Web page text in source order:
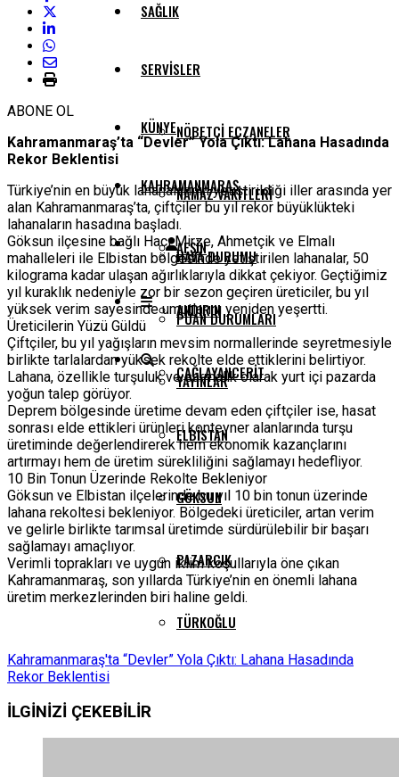
SAĞLIK
SERVISLER
NÖBETÇI ECZANELER
NAMAZ VAKITLERI
HAVA DURUMU
PUAN DURUMLARI
YAYINLAR
KÜNYE
KAHRAMANMARAŞ
AFŞIN
ANDIRIN
ÇAĞLAYANCERIT
ELBISTAN
GÖKSUN
PAZARCIK
TÜRKOĞLU
ABONE OL
Kahramanmaraş’ta “Devler” Yola Çıktı: Lahana Hasadında
Rekor Beklentisi
Türkiye’nin en büyük lahanalarının yetiştirildiği iller arasında yer
alan Kahramanmaraş’ta, çiftçiler bu yıl rekor büyüklükteki
lahanaların hasadına başladı.
Göksun ilçesine bağlı Hacı Mirze, Ahmetçik ve Elmalı
mahalleleri ile Elbistan bölgesinde yetiştirilen lahanalar, 50
kilograma kadar ulaşan ağırlıklarıyla dikkat çekiyor. Geçtiğimiz
yıl kuraklık nedeniyle zor bir sezon geçiren üreticiler, bu yıl
yüksek verim sayesinde umutlarını yeniden yeşertti.
Üreticilerin Yüzü Güldü
Çiftçiler, bu yıl yağışların mevsim normallerinde seyretmesiyle
birlikte tarlalardan yüksek rekolte elde ettiklerini belirtiyor.
Lahana, özellikle turşuluk ve sarmalık olarak yurt içi pazarda
yoğun talep görüyor.
Deprem bölgesinde üretime devam eden çiftçiler ise, hasat
sonrası elde ettikleri ürünleri konteyner alanlarında turşu
üretiminde değerlendirerek hem ekonomik kazançlarını
artırmayı hem de üretim sürekliliğini sağlamayı hedefliyor.
10 Bin Tonun Üzerinde Rekolte Bekleniyor
Göksun ve Elbistan ilçelerinde bu yıl 10 bin tonun üzerinde
lahana rekoltesi bekleniyor. Bölgedeki üreticiler, artan verim
ve gelirle birlikte tarımsal üretimde sürdürülebilir bir başarı
sağlamayı amaçlıyor.
Verimli toprakları ve uygun iklim koşullarıyla öne çıkan
Kahramanmaraş, son yıllarda Türkiye’nin en önemli lahana
üretim merkezlerinden biri haline geldi.
Kahramanmaraş'ta “Devler” Yola Çıktı: Lahana Hasadında
Rekor Beklentisi
İLGİNİZİ ÇEKEBİLİR